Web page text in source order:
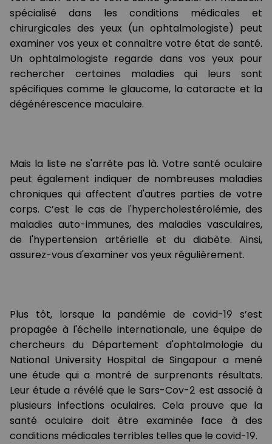
spécialisé dans les conditions médicales et
chirurgicales des yeux (un ophtalmologiste) peut
examiner vos yeux et connaître votre état de santé.
Un ophtalmologiste regarde dans vos yeux pour
rechercher certaines maladies qui leurs sont
spécifiques comme le glaucome, la cataracte et la
dégénérescence maculaire.
Mais la liste ne s'arrête pas là. Votre santé oculaire
peut également indiquer de nombreuses maladies
chroniques qui affectent d'autres parties de votre
corps. C’est le cas de l'hypercholestérolémie, des
maladies auto-immunes, des maladies vasculaires,
de l'hypertension artérielle et du diabète. Ainsi,
assurez-vous d'examiner vos yeux régulièrement.
Plus tôt, lorsque la pandémie de covid-19 s’est
propagée à l'échelle internationale, une équipe de
chercheurs du Département d'ophtalmologie du
National University Hospital de Singapour a mené
une étude qui a montré de surprenants résultats.
Leur étude a révélé que le Sars-Cov-2 est associé à
plusieurs infections oculaires. Cela prouve que la
santé oculaire doit être examinée face à des
conditions médicales terribles telles que le covid-19.